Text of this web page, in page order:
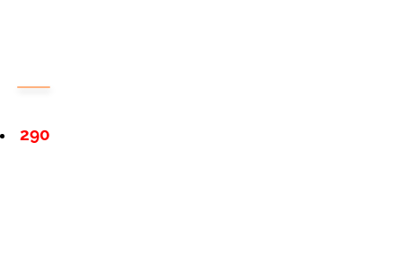
290